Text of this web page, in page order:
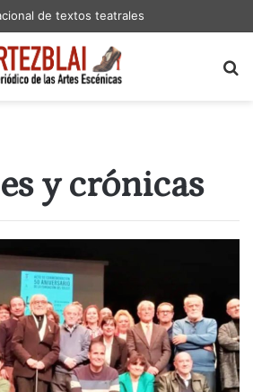
de textos teatrales
y crónicas